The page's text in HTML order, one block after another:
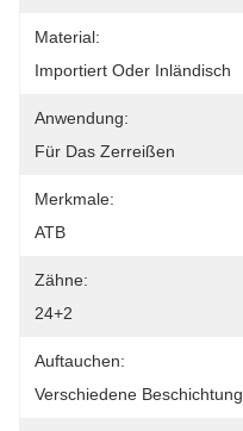
Material:
Importiert Oder Inländisch
Anwendung:
Für Das Zerreißen
Merkmale:
ATB
Zähne:
24+2
Auftauchen:
Verschiedene Beschichtung